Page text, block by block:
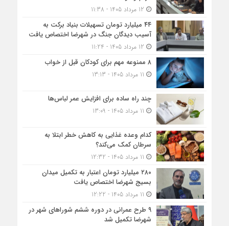
۴۴ میلیارد تومان تسهیلات بنیاد برکت به
آسیب دیدگان جنگ در شهرضا اختصاص یافت
۸ ممنوعه مهم برای کودکان قبل از خواب
چند راه ساده برای افزایش عمر لباس‌ها
کدام وعده غذایی به کاهش خطر ابتلا به
سرطان کمک می‌کند؟
۲۸۰ میلیارد تومان اعتبار به تکمیل میدان
بسیج شهرضا اختصاص یافت
۹ طرح عمرانی در دوره ششم شوراهای شهر در
شهرضا تکمیل شد